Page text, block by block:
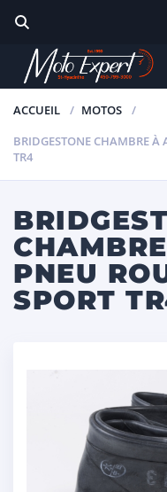
ACCUEIL
MOTOS
BRIDGESTONE CHAMBRE À
TR4
PNEU
SPORT